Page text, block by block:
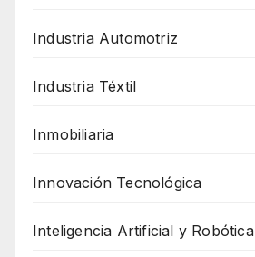
Industria Automotriz
Industria Téxtil
Inmobiliaria
Innovación Tecnológica
Inteligencia Artificial y Robótica